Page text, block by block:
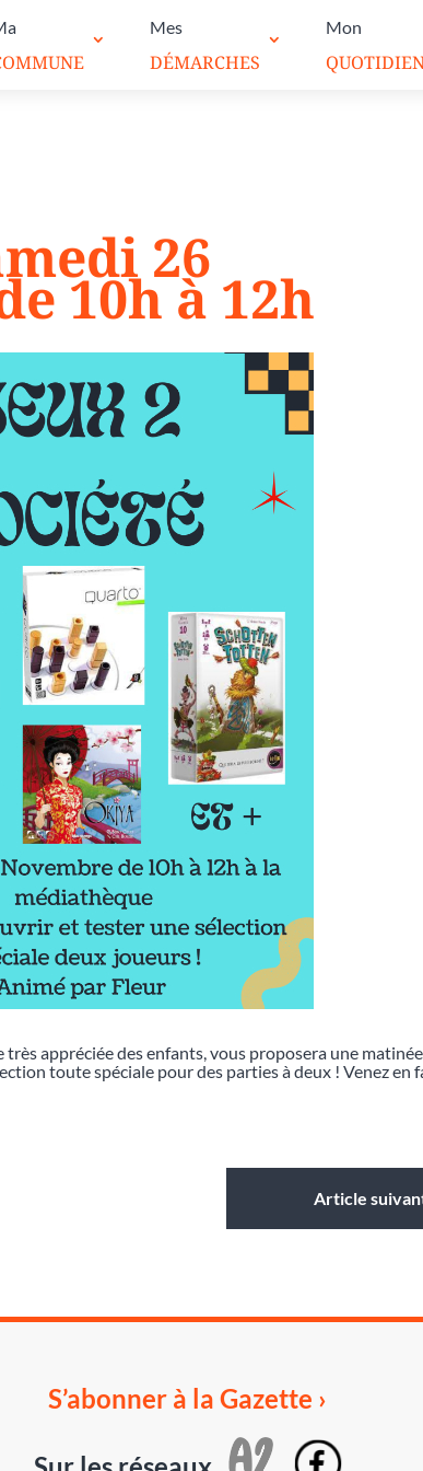
Mes
DÉMARCHES
Mon
26
10h à 12h
appréciée des enfants, vous proposera une matinée
toute spéciale pour des parties à deux ! Venez en
Article
S’abonner à la Gazette ›